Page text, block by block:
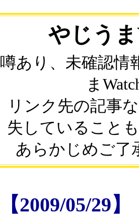
やじう
噂あり、未確認情
ま
リンク先の記事
失していること
あらかじめご了
【2009/05/29】